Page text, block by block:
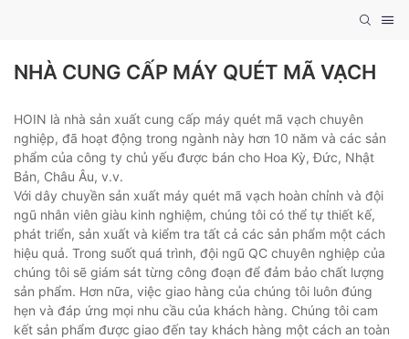
NHÀ CUNG CẤP MÁY QUÉT MÃ VẠCH
HOIN là nhà sản xuất cung cấp máy quét mã vạch chuyên
nghiệp, đã hoạt động trong ngành này hơn 10 năm và các sản
phẩm của công ty chủ yếu được bán cho Hoa Kỳ, Đức, Nhật
Bản, Châu Âu, v.v.
Với dây chuyền sản xuất máy quét mã vạch hoàn chỉnh và đội
ngũ nhân viên giàu kinh nghiệm, chúng tôi có thể tự thiết kế,
phát triển, sản xuất và kiểm tra tất cả các sản phẩm một cách
hiệu quả. Trong suốt quá trình, đội ngũ QC chuyên nghiệp của
chúng tôi sẽ giám sát từng công đoạn để đảm bảo chất lượng
sản phẩm. Hơn nữa, việc giao hàng của chúng tôi luôn đúng
hẹn và đáp ứng mọi nhu cầu của khách hàng. Chúng tôi cam
kết sản phẩm được giao đến tay khách hàng một cách an toàn